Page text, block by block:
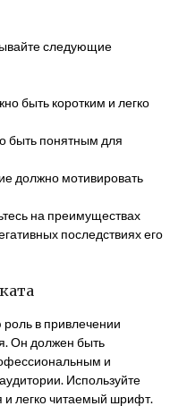
следующие
быть коротким и легко
быть понятным для
должно мотивировать
на преимуществах
последствиях его
роль в привлечении
Он должен быть
и
Используйте
и легко читаемый шрифт.